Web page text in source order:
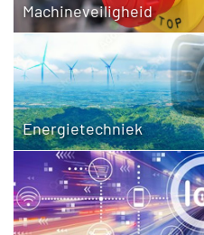
Machineveiligheid
Energietechniek